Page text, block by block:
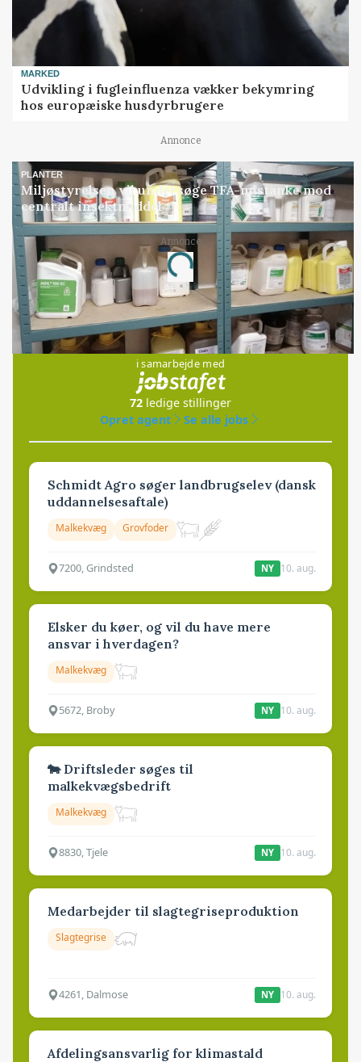
MARKED
Udvikling i fugleinfluenza vækker bekymring
hos europæiske husdyrbrugere
Annonce
PLANTER
Miljøstyrelsen vil undersøge TFA-mistanke mod
centralt insektmiddel
Annonce
Loading...
Jobs
i samarbejde med
72 ledige stillinger
Opret agent
Se alle jobs
Schmidt Agro søger landbrugselev (dansk
uddannelsesaftale)
Malkekvæg Grovfoder
7200, Grindsted NY 10. aug.
Elsker du køer, og vil du have mere
ansvar i hverdagen?
Malkekvæg
5672, Broby NY 10. aug.
🐄 Driftsleder søges til
malkekvægsbedrift
Malkekvæg
8830, Tjele NY 10. aug.
Medarbejder til slagtegriseproduktion
Slagtegrise
4261, Dalmose NY 10. aug.
Afdelingsansvarlig for klimastald